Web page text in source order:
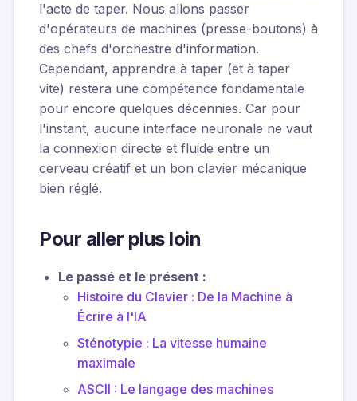
l'acte de taper. Nous allons passer
d'opérateurs de machines (presse-boutons) à
des chefs d'orchestre d'information.
Cependant, apprendre à taper (et à taper
vite) restera une compétence fondamentale
pour encore quelques décennies. Car pour
l'instant, aucune interface neuronale ne vaut
la connexion directe et fluide entre un
cerveau créatif et un bon clavier mécanique
bien réglé.
Pour aller plus loin
Le passé et le présent :
Histoire du Clavier : De la Machine à
Écrire à l'IA
Sténotypie : La vitesse humaine
maximale
ASCII : Le langage des machines